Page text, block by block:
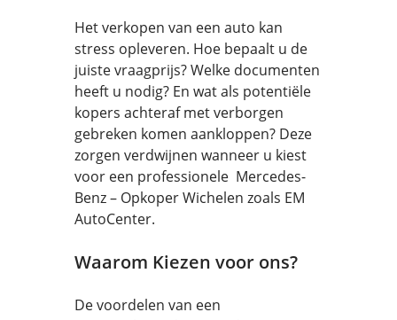
Het verkopen van een auto kan
stress opleveren. Hoe bepaalt u de
juiste vraagprijs? Welke documenten
heeft u nodig? En wat als potentiële
kopers achteraf met verborgen
gebreken komen aankloppen? Deze
zorgen verdwijnen wanneer u kiest
voor een professionele Mercedes-
Benz – Opkoper Wichelen zoals EM
AutoCenter.
Waarom Kiezen voor ons?
De voordelen van een